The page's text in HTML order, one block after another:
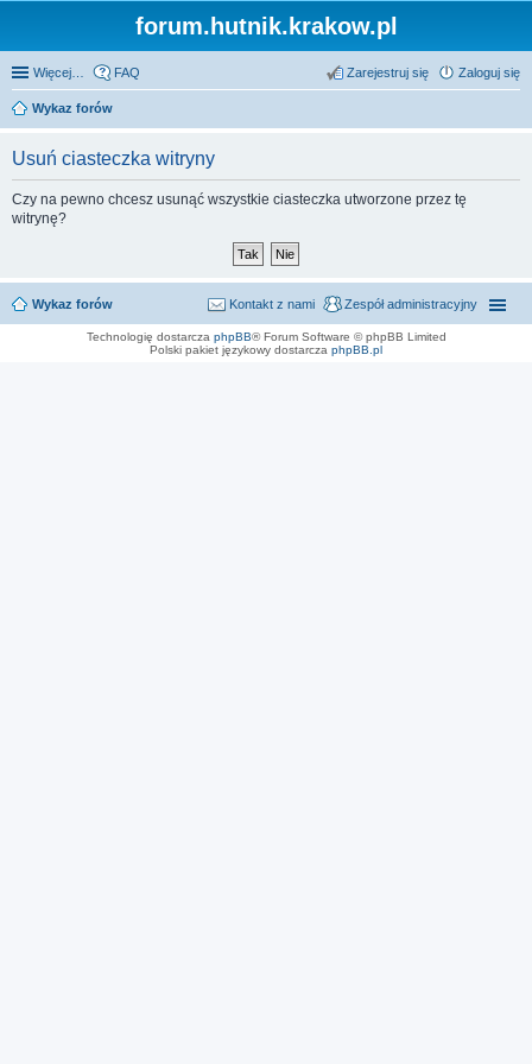
forum.hutnik.krakow.pl
Więcej… FAQ Zaloguj się
Zarejestruj się
Wykaz forów
Usuń ciasteczka witryny
Czy na pewno chcesz usunąć wszystkie ciasteczka utworzone przez tę
witrynę?
Wykaz forów Zespół administracyjny
Kontakt z nami
Technologię dostarcza phpBB® Forum Software © phpBB Limited
Polski pakiet językowy dostarcza phpBB.pl